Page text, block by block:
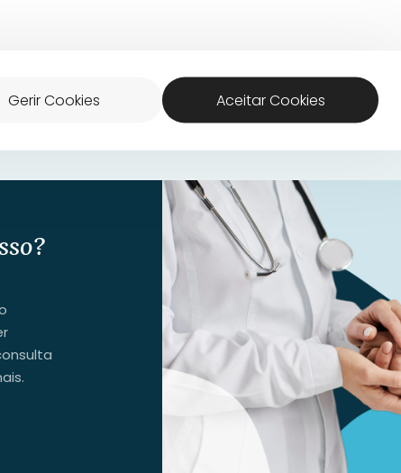
Ginecologia/
Gerir Cookies Aceitar Cookies